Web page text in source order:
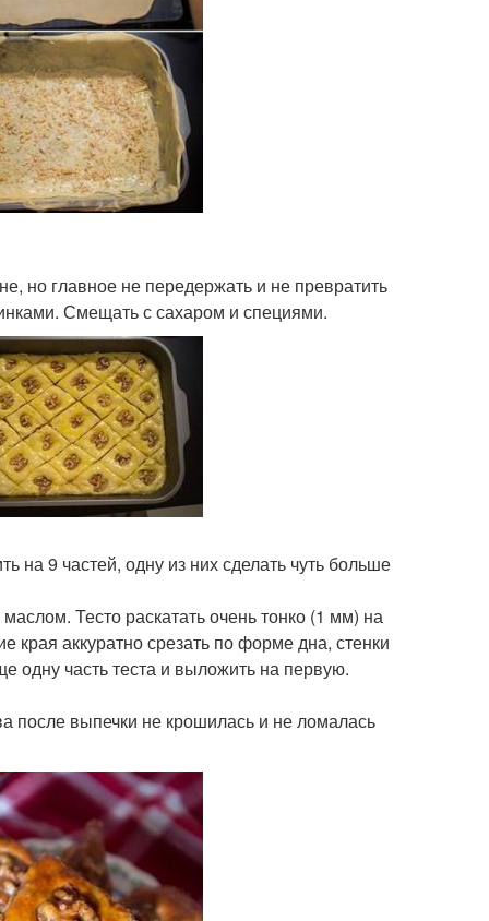
но главное не передержать и не превратить
Смещать с сахаром и специями.
на 9 частей, одну из них сделать чуть больше
Тесто раскатать очень тонко (1 мм) на
аккуратно срезать по форме дна, стенки
одну часть теста и выложить на первую.
после выпечки не крошилась и не ломалась